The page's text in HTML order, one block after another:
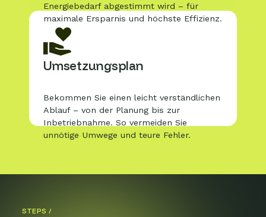
Energiebedarf abgestimmt wird – für
maximale Ersparnis und höchste Effizienz.
Umsetzungsplan
Bekommen Sie einen leicht verständlichen
Ablauf – von der Planung bis zur
Inbetriebnahme. So vermeiden Sie
unnötige Umwege und teure Fehler.
STEPS /